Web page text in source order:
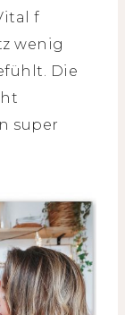
f
wenig
Die
super